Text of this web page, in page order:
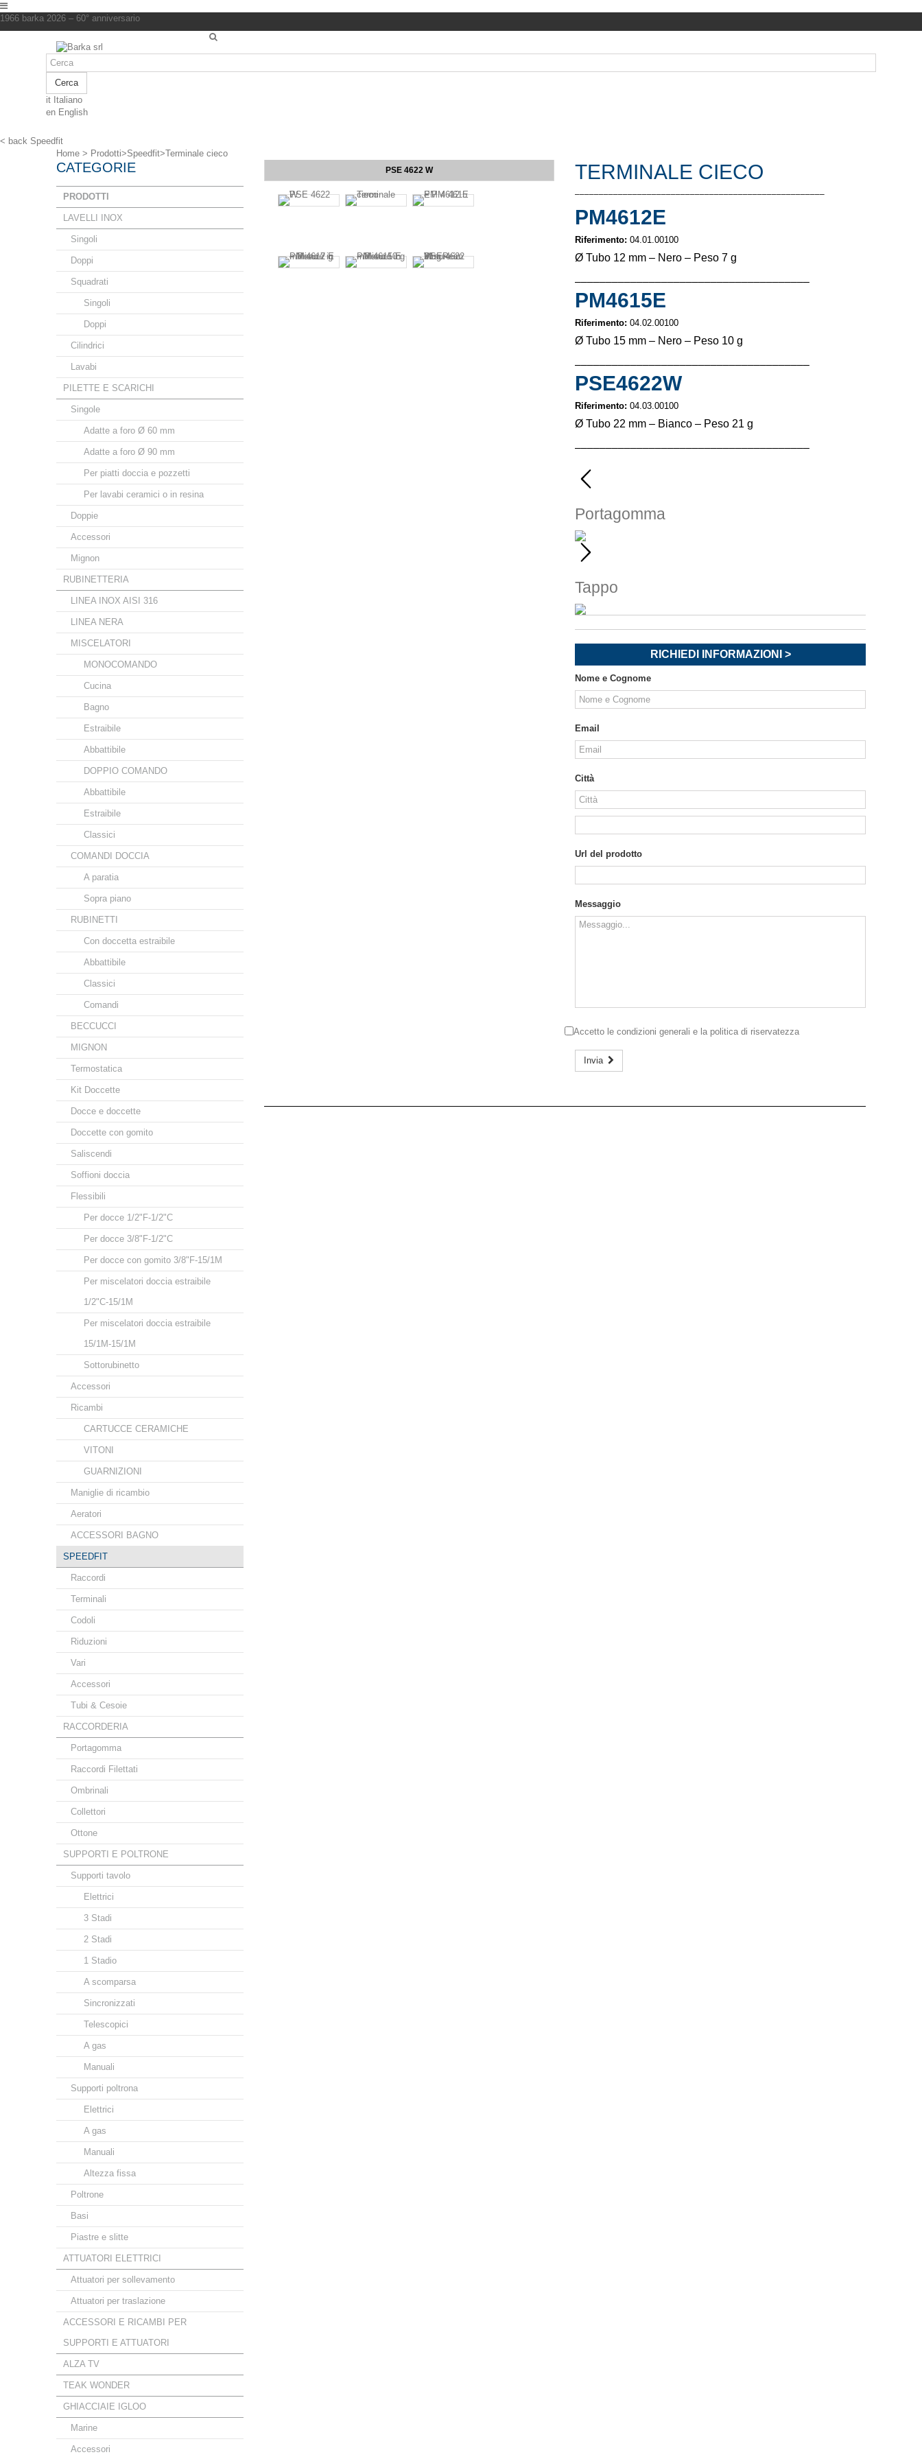
1966 barka 2026 – 60° anniversario
Cerca
it Italiano
en English
< back Speedfit
Home > Prodotti>Speedfit>Terminale cieco
CATEGORIE
PRODOTTI
LAVELLI INOX
Singoli
Doppi
Squadrati
Singoli
Doppi
Cilindrici
Lavabi
PILETTE E SCARICHI
Singole
Adatte a foro Ø 60 mm
Adatte a foro Ø 90 mm
Per piatti doccia e pozzetti
Per lavabi ceramici o in resina
Doppie
Accessori
Mignon
RUBINETTERIA
LINEA INOX AISI 316
LINEA NERA
MISCELATORI
MONOCOMANDO
Cucina
Bagno
Estraibile
Abbattibile
DOPPIO COMANDO
Abbattibile
Estraibile
Classici
COMANDI DOCCIA
A paratia
Sopra piano
RUBINETTI
Con doccetta estraibile
Abbattibile
Classici
Comandi
BECCUCCI
MIGNON
Termostatica
Kit Doccette
Docce e doccette
Doccette con gomito
Saliscendi
Soffioni doccia
Flessibili
Per docce 1/2"F-1/2"C
Per docce 3/8"F-1/2"C
Per docce con gomito 3/8"F-15/1M
Per miscelatori doccia estraibile
1/2"C-15/1M
Per miscelatori doccia estraibile
15/1M-15/1M
Sottorubinetto
Accessori
Ricambi
CARTUCCE CERAMICHE
VITONI
GUARNIZIONI
Maniglie di ricambio
Aeratori
ACCESSORI BAGNO
SPEEDFIT
Raccordi
Terminali
Codoli
Riduzioni
Vari
Accessori
Tubi & Cesoie
RACCORDERIA
Portagomma
Raccordi Filettati
Ombrinali
Collettori
Ottone
SUPPORTI E POLTRONE
Supporti tavolo
Elettrici
3 Stadi
2 Stadi
1 Stadio
A scomparsa
Sincronizzati
Telescopici
A gas
Manuali
Supporti poltrona
Elettrici
A gas
Manuali
Altezza fissa
Poltrone
Basi
Piastre e slitte
ATTUATORI ELETTRICI
Attuatori per sollevamento
Attuatori per traslazione
ACCESSORI E RICAMBI PER
SUPPORTI E ATTUATORI
ALZA TV
TEAK WONDER
GHIACCIAIE IGLOO
Marine
Accessori
PSE 4622 W TERMINALE CIECO
––––––––––––––––––––––––––––––––––––––––––––––––––––
PM4612E
Riferimento: 04.01.00100
Ø Tubo 12 mm – Nero – Peso 7 g
––––––––––––––––––––––––––––––––––––––
PM4615E
Riferimento:04.02.00100
Ø Tubo 15 mm – Nero – Peso 10 g
––––––––––––––––––––––––––––––––––––––
PSE4622W
Riferimento:04.03.00100
Ø Tubo 22 mm – Bianco – Peso 21 g
––––––––––––––––––––––––––––––––––––––
Portagomma
Tappo
RICHIEDI INFORMAZIONI >
Nome e Cognome
Email
Città
Url del prodotto
Messaggio
Accetto lecondizioni generali e la politica di riservatezza
Invia